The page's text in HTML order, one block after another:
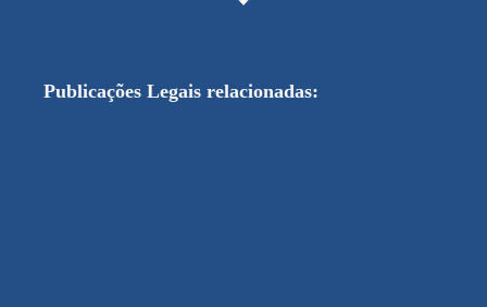
Publicações Legais relacionadas: